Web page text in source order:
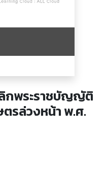
กพระราชบัญญัติ
รล่วงหน้า พ.ศ.